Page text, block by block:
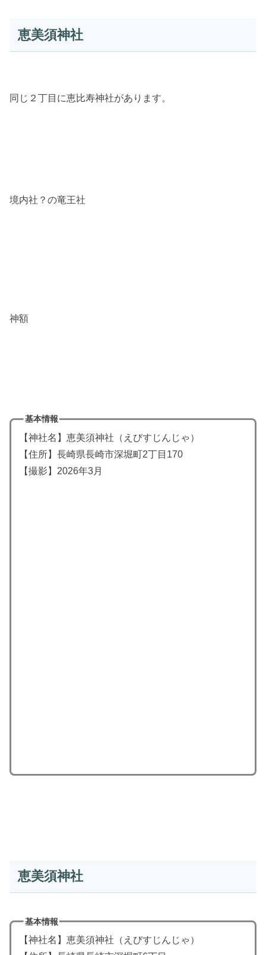
恵美須神社
同じ２丁目に恵比寿神社があります。
境内社？の竜王社
神額
基本情報
【神社名】恵美須神社（えびすじんじゃ）
【住所】長崎県長崎市深堀町2丁目170
【撮影】2026年3月
恵美須神社
基本情報
【神社名】恵美須神社（えびすじんじゃ）